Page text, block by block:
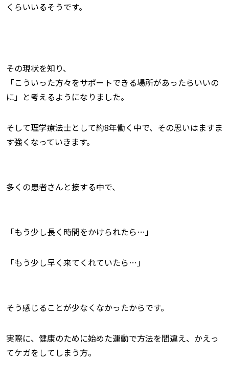
くらいいるそうです。
その現状を知り、
「こういった方々をサポートできる場所があったらいいの
に」と考えるようになりました。
そして理学療法士として約8年働く中で、その思いはますま
す強くなっていきます。
多くの患者さんと接する中で、
「もう少し長く時間をかけられたら…」
「もう少し早く来てくれていたら…」
そう感じることが少なくなかったからです。
実際に、健康のために始めた運動で方法を間違え、かえっ
てケガをしてしまう方。